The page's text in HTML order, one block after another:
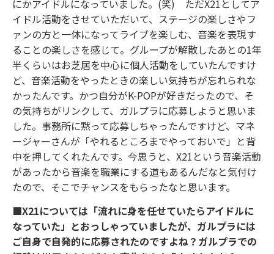
にかアイドルになっていました。(笑) ただX21としてア
イドル活動をさせていただいて、ステージの楽しさやフ
ァンの方と一体になってライブを楽しむ、音楽を表現す
ることの楽しさを感じて。グループが解散したあとの1年
半くらいはお芝居を中心に個人活動をしていたんですけ
ど、音楽活動をやったときの楽しい気持ちが忘れられな
かったんです。かつ自分がK-POPが好きだったので、そ
の気持ちがリンクして、ガルプラに応募しようと思いま
した。事務所に黙って応募しちゃったんですけど、マネ
ージャーさんが「やれるところまでやっておいで」と背
中を押してくれたんです。今思うと、X21という音楽活動
があったから音楽を職業にする道もあるんだなと気付け
たので、そこでチャンスをもらったなと思います。
■X21については「流れに身を任せていたらアイドルに
なっていた」とおっしゃっていましたが、ガルプラには
ご自身で自発的に応募されたのですよね？ガルプラでの